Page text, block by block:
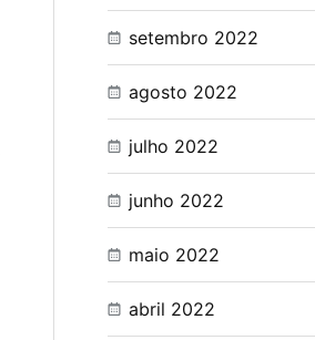
setembro 2022
agosto 2022
julho 2022
junho 2022
maio 2022
abril 2022